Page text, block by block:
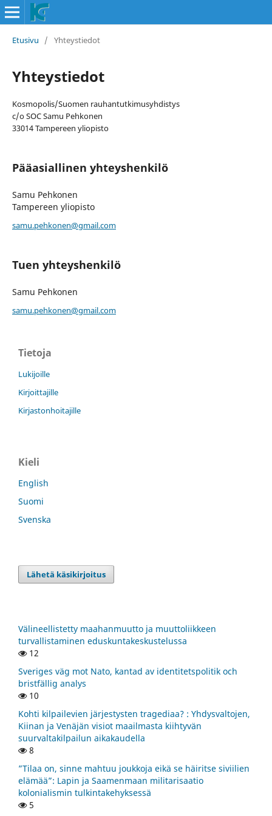
Etusivu / Yhteystiedot
Yhteystiedot
Kosmopolis/Suomen rauhantutkimusyhdistys
c/o SOC Samu Pehkonen
33014 Tampereen yliopisto
Pääasiallinen yhteyshenkilö
Samu Pehkonen
Tampereen yliopisto
samu.pehkonen@gmail.com
Tuen yhteyshenkilö
Samu Pehkonen
samu.pehkonen@gmail.com
Tietoja
Lukijoille
Kirjoittajille
Kirjastonhoitajille
Kieli
English
Suomi
Svenska
Lähetä käsikirjoitus
Välineellistetty maahanmuutto ja muuttoliikkeen
turvallistaminen eduskuntakeskustelussa
12
Sveriges väg mot Nato, kantad av identitetspolitik och
bristfällig analys
10
Kohti kilpailevien järjestysten tragediaa? : Yhdysvaltojen,
Kiinan ja Venäjän visiot maailmasta kiihtyvän
suurvaltakilpailun aikakaudella
8
”Tilaa on, sinne mahtuu joukkoja eikä se häiritse siviilien
elämää”: Lapin ja Saamenmaan militarisaatio
kolonialismin tulkintakehyksessä
5